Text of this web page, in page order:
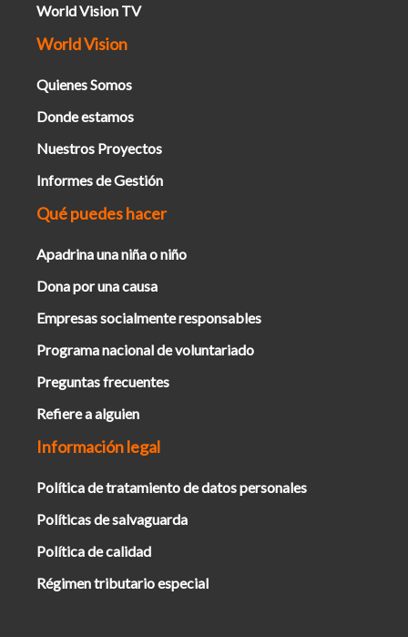
World Vision TV
World Vision
Quienes Somos
Donde estamos
Nuestros Proyectos
Informes de Gestión
Qué puedes hacer
Apadrina una niña o niño
Dona por una causa
Empresas socialmente responsables
Programa nacional de voluntariado
Preguntas frecuentes
Refiere a alguien
Información legal
Política de tratamiento de datos personales
Políticas de salvaguarda
Política de calidad
Régimen tributario especial